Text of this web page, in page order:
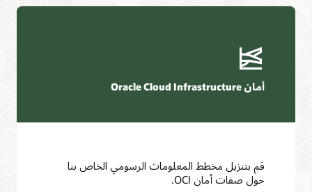
أمان Oracle Cloud Infrastructure
قم بتنزيل مخطط المعلومات الرسومي الخاص بنا
حول صفات أمان OCI.